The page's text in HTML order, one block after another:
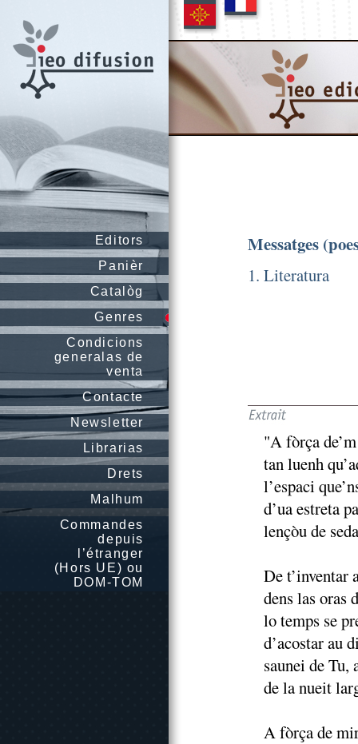
Editors
Panièr
Catalòg
Genres
Condicions
generalas de
venta
Contacte
Newsletter
Librarias
Drets
Malhum
Commandes
depuis
l’étranger
(Hors UE) ou
DOM-TOM
Messatges
1. Literatura
"A fòrça
tan luenh
l’espaci
d’ua estreta
lençòu de
De t’inventar
dens las oras
lo temps se
d’acostar au
saunei de Tu,
de la nueit
A fòrça de